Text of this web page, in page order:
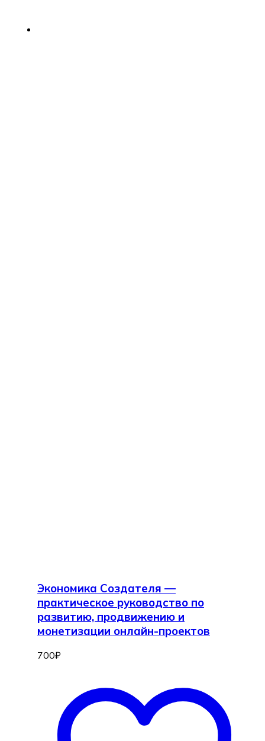
Экономика Создателя —
практическое руководство по
развитию, продвижению и
монетизации онлайн-проектов
700₽